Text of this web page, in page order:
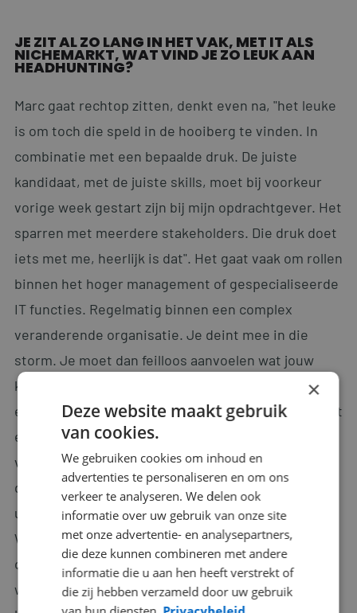
JE ZIT AL ZO LANG IN HET VAK, MET IT ALS
NICHEMARKT, WAT VIND JE ZO LEUK AAN
HEADHUNTING?
Marc gaat rechtop zitten, denkt even na, "het leuke
is om toch die speld in de hooiberg te vinden. In
combinatie met een bepaalde druk. De juiste
kandidaat, met de juiste skills, moet bij voorkeur
vorige week gestart zijn bij mijn opdrachtgever. Het
sparren met meerdere stakeholders. Die druk doet
iets met me, heerlijk is dat". Het gaat vaak om rollen
binnen het hoger management of gespecialiseerde
IT functies. Regelmatig binnen een complex
veranderende organisatie. Je deint mee in die
storm. Je moet dan feilloos aanvoelen wat jouw
klant precies wil. "Die tevreden klant, dat geeft een
enorme boost, alsof je in een ijsbad springt. Dat lijkt
een koud kunstje…”. Hij neemt een slok koffie en
vervolgt "...dat is het zeker niet. Bedrijven die een
dergelijke functie open hebben staan, kloppen
uiteindelijk toch bij ons aan, vaak gefrustreerd.
Waarom? Een eigen zoektocht heeft niets
opgeleverd. In de markt wordt veel beloofd, maar
weinig waargemaakt. Wij leveren kwaliteit, dat
×
Deze website maakt gebruik
van cookies.
We gebruiken cookies om inhoud en
advertenties te personaliseren en om ons
verkeer te analyseren. We delen ook
informatie over uw gebruik van onze site
met onze advertentie- en analysepartners,
die deze kunnen combineren met andere
informatie die u aan hen heeft verstrekt of
die zij hebben verzameld door uw gebruik